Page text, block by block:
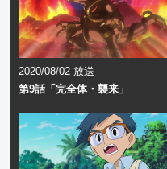
2020/08/02 放送
第9話「完全体・襲来」